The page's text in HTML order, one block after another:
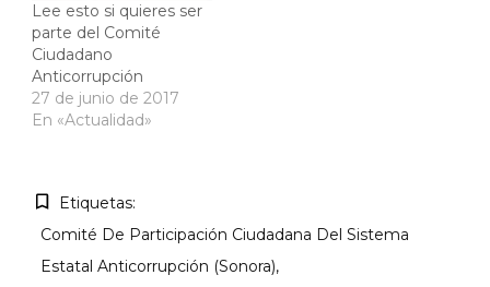
Lee esto si quieres ser
parte del Comité
Ciudadano
Anticorrupción
27 de junio de 2017
En «Actualidad»
Etiquetas:
Comité De Participación Ciudadana Del Sistema
Estatal Anticorrupción (Sonora)